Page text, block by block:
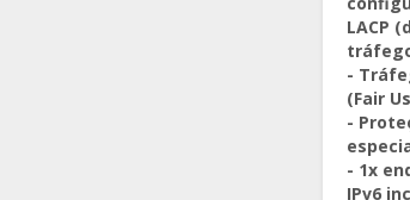
LACP
-
(Fair
-
- 1x
IPv6